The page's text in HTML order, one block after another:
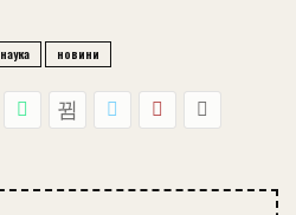
наука новини